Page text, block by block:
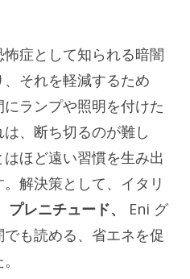
症として知られる暗闇
それを軽減するため
ランプや照明を付けた
、断ち切るのが難し
ほど遠い習慣を生み出
解決策として、イタリ
プレニチュード、
Eni グ
も読める、省エネを促